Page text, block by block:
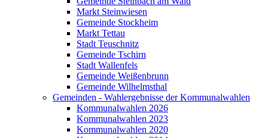
Markt Steinwiesen
Gemeinde Stockheim
Markt Tettau
Stadt Teuschnitz
Gemeinde Tschirn
Stadt Wallenfels
Gemeinde Weißenbrunn
Gemeinde Wilhelmsthal
Gemeinden - Wahlergebnisse der Kommunalwahlen
Kommunalwahlen 2026
Kommunalwahlen 2023
Kommunalwahlen 2020